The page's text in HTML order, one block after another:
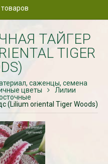
ТАЙГЕР
TIGER
саженцы, семена
цветы
Лилии
(Lilium oriental Tiger Woods)